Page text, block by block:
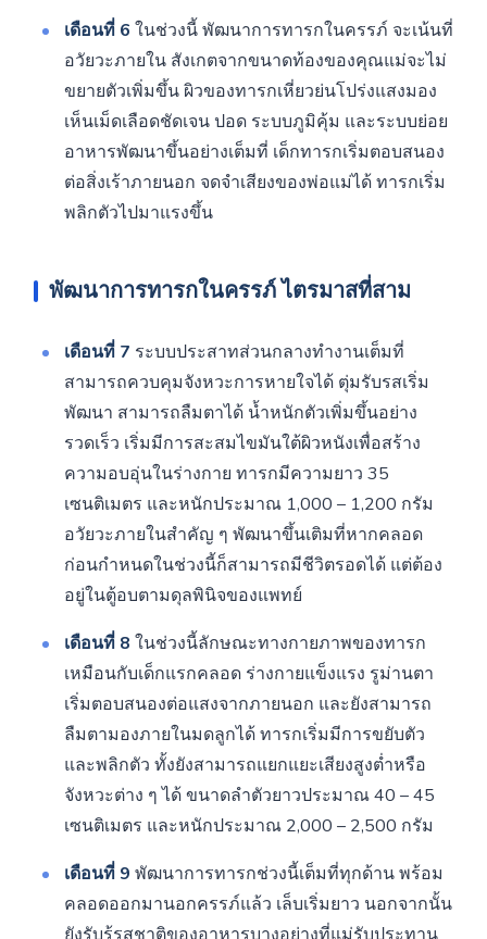
เดือนที่ 6 ในช่วงนี้ พัฒนาการทารกในครรภ์ จะเน้นที่
อวัยวะภายใน สังเกตจากขนาดท้องของคุณแม่จะไม่
ขยายตัวเพิ่มขึ้น ผิวของทารกเหี่ยวย่นโปร่งแสงมอง
เห็นเม็ดเลือดชัดเจน ปอด ระบบภูมิคุ้ม และระบบย่อย
อาหารพัฒนาขึ้นอย่างเต็มที่ เด็กทารกเริ่มตอบสนอง
ต่อสิ่งเร้าภายนอก จดจำเสียงของพ่อแม่ได้ ทารกเริ่ม
พลิกตัวไปมาแรงขึ้น
พัฒนาการทารกในครรภ์ ไตรมาสที่สาม
เดือนที่ 7 ระบบประสาทส่วนกลางทำงานเต็มที่
สามารถควบคุมจังหวะการหายใจได้ ตุ่มรับรสเริ่ม
พัฒนา สามารถลืมตาได้ น้ำหนักตัวเพิ่มขึ้นอย่าง
รวดเร็ว เริ่มมีการสะสมไขมันใต้ผิวหนังเพื่อสร้าง
ความอบอุ่นในร่างกาย ทารกมีความยาว 35
เซนติเมตร และหนักประมาณ 1,000 – 1,200 กรัม
อวัยวะภายในสำคัญ ๆ พัฒนาขึ้นเติมที่หากคลอด
ก่อนกำหนดในช่วงนี้ก็สามารถมีชีวิตรอดได้ แต่ต้อง
อยู่ในตู้อบตามดุลพินิจของแพทย์
เดือนที่ 8 ในช่วงนี้ลักษณะทางกายภาพของทารก
เหมือนกับเด็กแรกคลอด ร่างกายแข็งแรง รูม่านตา
เริ่มตอบสนองต่อแสงจากภายนอก และยังสามารถ
ลืมตามองภายในมดลูกได้ ทารกเริ่มมีการขยับตัว
และพลิกตัว ทั้งยังสามารถแยกแยะเสียงสูงต่ำหรือ
จังหวะต่าง ๆ ได้ ขนาดลำตัวยาวประมาณ 40 – 45
เซนติเมตร และหนักประมาณ 2,000 – 2,500 กรัม
เดือนที่ 9 พัฒนาการทารกช่วงนี้เต็มที่ทุกด้าน พร้อม
คลอดออกมานอกครรภ์แล้ว เล็บเริ่มยาว นอกจากนั้น